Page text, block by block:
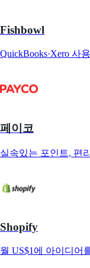
Fishbowl
QuickBooks·Xero 사
페이코
실속있는 포인트, 편
Shopify
월 US$1에 아이디어